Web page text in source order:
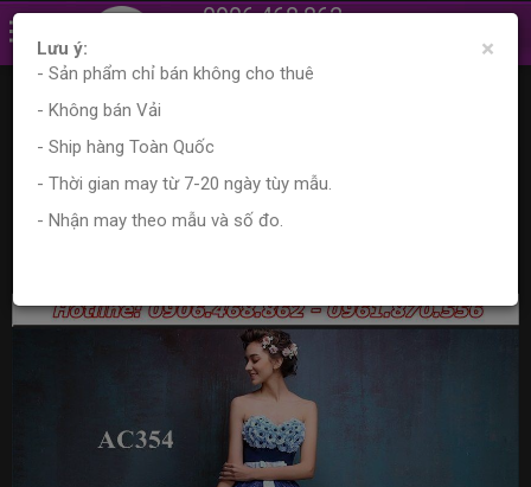
0906.468.862
Trang chủ Sản phẩm
Váy cưới
Áo cưới xòe phối màu sang trọng, AC354
Áo cưới xòe phối màu sang trọng,
AC354
×
Lưu ý:
- Sản phẩm chỉ bán không cho thuê
- Không bán Vải
- Ship hàng Toàn Quốc
- Thời gian may từ 7-20 ngày tùy mẫu.
- Nhận may theo mẫu và số đo.